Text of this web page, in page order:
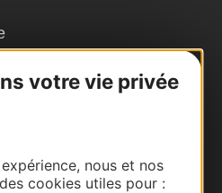
votre vie privée
nous et nos
cookies utiles pour :